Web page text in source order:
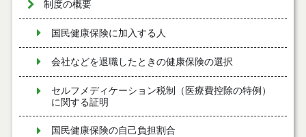
制度の概要
国民健康保険に加入する人
会社などを退職したときの健康保険の選択
セルフメディケーション税制（医療費控除の特例）
に関する証明
国民健康保険の自己負担割合